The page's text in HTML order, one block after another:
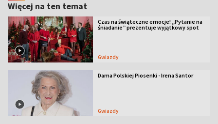
Więcej na ten temat
Czas na świąteczne emocje! „Pytanie na
śniadanie” prezentuje wyjątkowy spot
Gwiazdy
Dama Polskiej Piosenki - Irena Santor
Gwiazdy